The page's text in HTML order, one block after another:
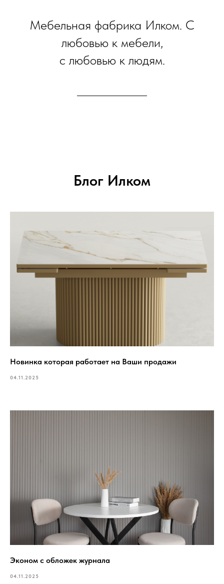
Мебельная фабрика Илком. С
любовью к мебели,
с любовью к людям.
Блог Илком
Новинка которая работает на Ваши продажи
04.11.2025
Эконом с обложек журнала
04.11.2025